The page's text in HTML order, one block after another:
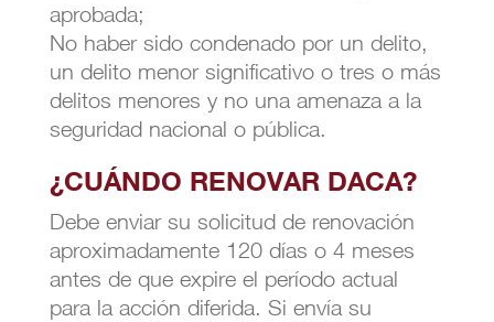
aprobada;
No haber sido condenado por un delito,
un delito menor significativo o tres o más
delitos menores y no una amenaza a la
seguridad nacional o pública.
¿CUÁNDO RENOVAR DACA?
Debe enviar su solicitud de renovación
aproximadamente 120 días o 4 meses
antes de que expire el período actual
para la acción diferida. Si envía su